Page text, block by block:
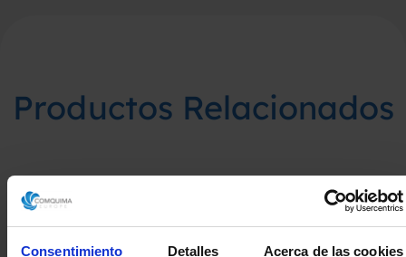
Consentimiento Detalles Acerca de las cookies
Productos Relacionados